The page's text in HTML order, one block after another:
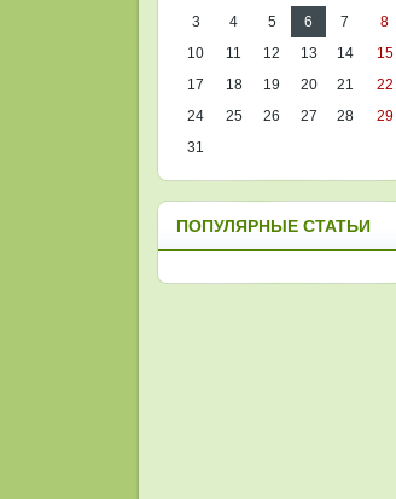
3
4 5 6 7 8
10
11 12 13 14 15
17
18 19 20 21 22
24
25 26 27 28 29
31
ПОПУЛЯРНЫЕ СТАТЬИ